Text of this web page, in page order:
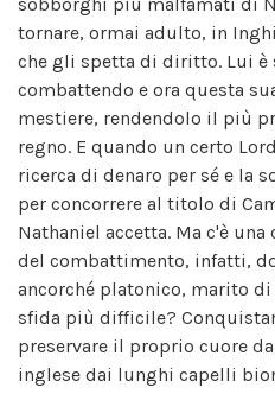
tornare, ormai adulto, in
che gli spetta di diritto. Lui è
combattendo e ora questa
mestiere, rendendolo il più
regno. E quando un certo
ricerca di denaro per sé e la
per concorrere al titolo di
Nathaniel accetta. Ma c'è
del combattimento, infatti,
ancorché platonico, marito di
sfida più difficile?
preservare il proprio cuore
inglese dai lunghi capelli